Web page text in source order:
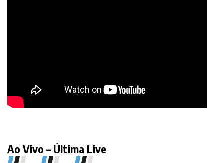
Ao Vivo – Última Live